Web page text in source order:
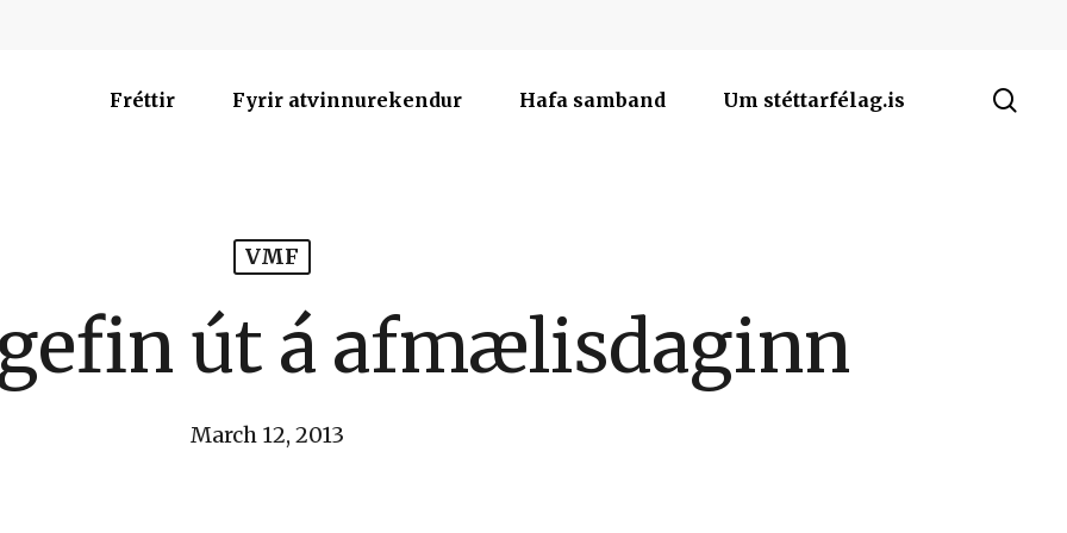
Fréttir Fyrir atvinnurekendur Hafa samband Um stéttarfélag.is
VMF
gefin út á afmælisdaginn
March 12, 2013